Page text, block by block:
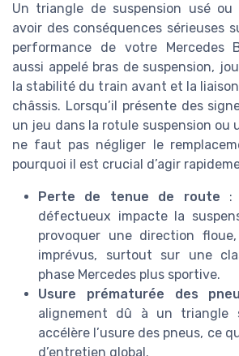
Un triangle de suspension usé ou
avoir des conséquences sérieuses
performance de votre Mercedes
aussi appelé bras de suspension,
la stabilité du train avant et la
châssis. Lorsqu’il présente des
un jeu dans la rotule suspension ou
ne faut pas négliger le
pourquoi il est crucial d’agir
Perte de tenue de route :
défectueux impacte la
provoquer une direction
imprévus, surtout sur une
phase Mercedes plus sportive.
Usure prématurée des
alignement dû à un triangle
accélère l’usure des pneus, ce
d’entretien global.